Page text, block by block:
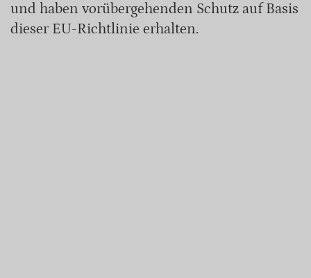
und haben vorübergehenden Schutz auf Basis
dieser EU-Richtlinie erhalten.